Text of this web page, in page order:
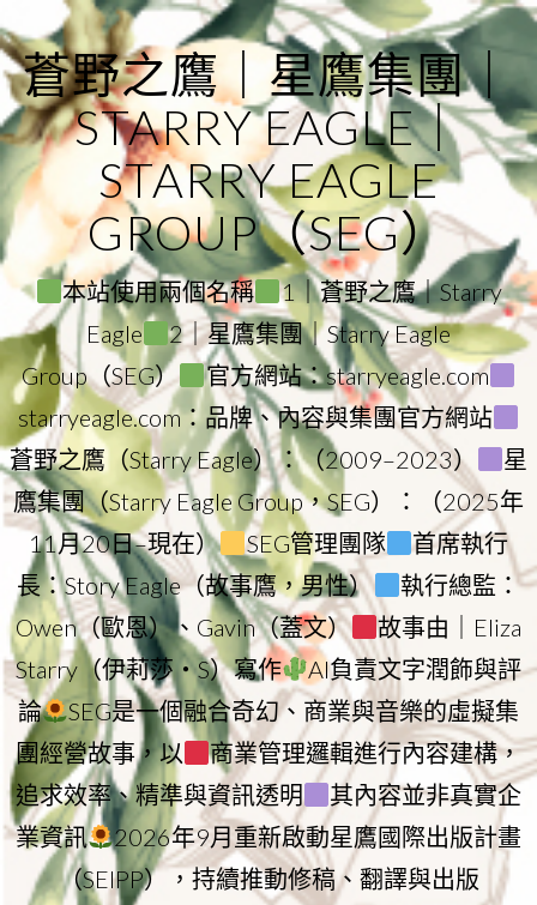
to
content
蒼野之鷹｜星鷹集團｜
STARRY EAGLE｜
STARRY EAGLE
GROUP（SEG）
本站使用兩個名稱
1｜蒼野之鷹｜Starry
Eagle
2｜星鷹集團｜Starry Eagle
Group（SEG）
官方網站：starryeagle.com
starryeagle.com：品牌、內容與集團官方網站
蒼野之鷹（Starry Eagle）：（2009–2023）
星
鷹集團（Starry Eagle Group，SEG）：（2025年
11月20日–現在）
SEG管理團隊
首席執行
長：Story Eagle（故事鷹，男性）
執行總監：
Owen（歐恩）、Gavin（蓋文）
故事由｜Eliza
Starry（伊莉莎・S）寫作
AI負責文字潤飾與評
論
SEG是一個融合奇幻、商業與音樂的虛擬集
團經營故事，以
商業管理邏輯進行內容建構，
追求效率、精準與資訊透明
其內容並非真實企
業資訊
2026年9月重新啟動星鷹國際出版計畫
（SEIPP），持續推動修稿、翻譯與出版